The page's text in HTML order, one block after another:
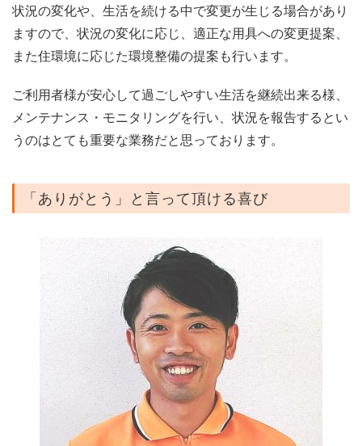
状況の変化や、生活を続ける中で変更が生じる場合があり
ますので、状況の変化に応じ、適正な用具への変更提案、
また住環境に応じた環境整備の提案も行います。
ご利用者様が安心して過ごしやすい生活を継続出来る様、
メンテナンス・モニタリングを行い、状況を報告するとい
うのはとても重要な業務だと思っております。
「ありがとう」と言って頂ける喜び